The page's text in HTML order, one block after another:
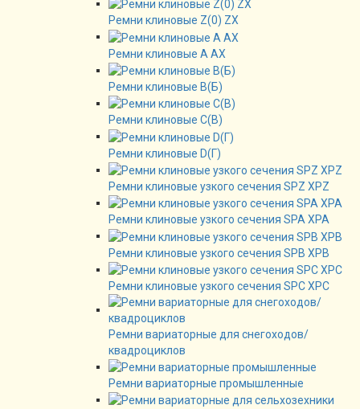
Ремни клиновые Z(0) ZX
Ремни клиновые А AX
Ремни клиновые В(Б)
Ремни клиновые C(B)
Ремни клиновые D(Г)
Ремни клиновые узкого сечения SPZ XPZ
Ремни клиновые узкого сечения SPA XPA
Ремни клиновые узкого сечения SPB XPB
Ремни клиновые узкого сечения SPC XPC
Ремни вариаторные для снегоходов/
квадроциклов
Ремни вариаторные промышленные